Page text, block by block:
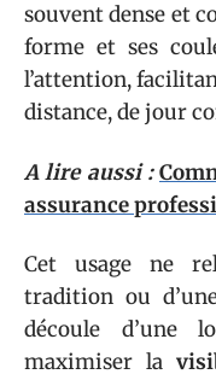
souvent dense et
forme et ses
l’attention,
distance, de jour
A lire aussi :
assurance
Cet usage ne
tradition ou
découle d’une
maximiser la